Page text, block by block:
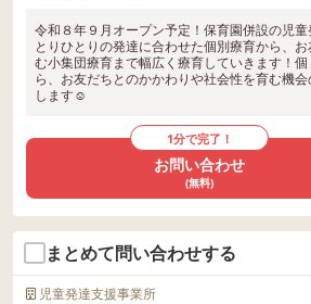
令和８年９月オープン予定！保育園併設の児
とりひとりの発達に合わせた個別療育から、
む小集団療育まで幅広く療育していきます！
ら、お友だちとのかかわりや社会性を育む機
します☺
1分で完了！
お問い合わせ
(無料)
まとめて問い合わせする
児童発達支援事業所